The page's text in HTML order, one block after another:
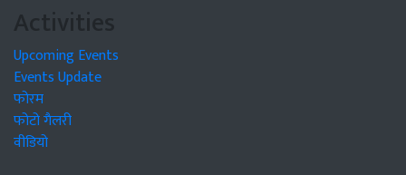
Activities
Upcoming Events
Events Update
फोरम
फोटो गैलरी
वीडियो